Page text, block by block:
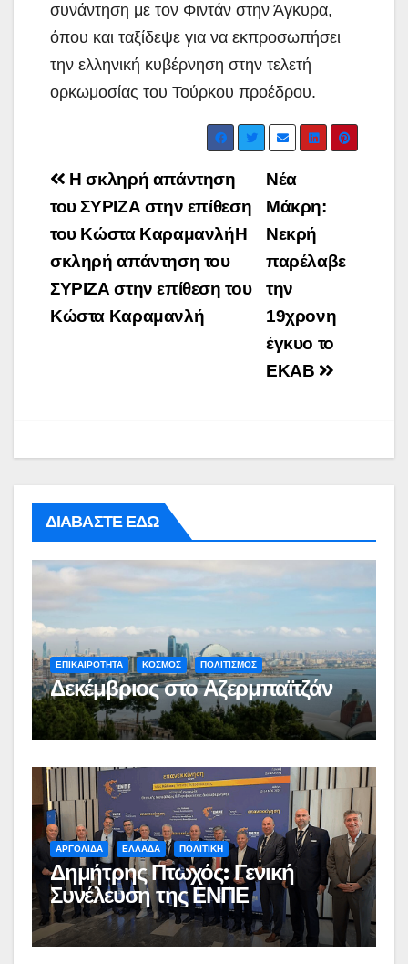
συνάντηση με τον Φιντάν στην Άγκυρα,
όπου και ταξίδεψε για να εκπροσωπήσει
την ελληνική κυβέρνηση στην τελετή
ορκωμοσίας του Τούρκου προέδρου.
Post
navigation
Νέα
Μάκρη:
Νεκρή
παρέλαβε
την
19χρονη
έγκυο το
ΕΚΑΒ
Η σκληρή απάντηση
του ΣΥΡΙΖΑ στην επίθεση
του Κώστα ΚαραμανλήΗ
σκληρή απάντηση του
ΣΥΡΙΖΑ στην επίθεση του
Κώστα Καραμανλή
ΔΙΑΒΑΣΤΕ ΕΔΩ
ΕΠΙΚΑΙΡΟΤΗΤΑ ΚΟΣΜΟΣ ΠΟΛΙΤΙΣΜΟΣ
Δεκέμβριος στο Αζερμπαϊτζάν
ΑΡΓΟΛΙΔΑ ΕΛΛΑΔΑ ΠΟΛΙΤΙΚΗ
Δημήτρης Πτωχός: Γενική
Συνέλευση της ΕΝΠΕ